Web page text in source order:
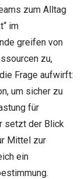
zum Alltag
im
greifen von
zu,
Frage aufwirft:
um sicher zu
für
setzt der Blick
Mittel zur
ein